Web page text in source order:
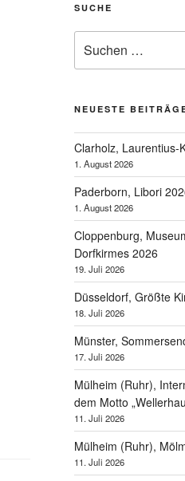
SUCHE
nach:
NEUESTE
Clarholz, Laurentius-
1. August 2026
Paderborn, Libori
1. August 2026
Cloppenburg,
Dorfkirmes 2026
19. Juli 2026
Düsseldorf, Größte
18. Juli 2026
Münster,
17. Juli 2026
Mülheim (Ruhr),
dem Motto
11. Juli 2026
Mülheim (Ruhr),
11. Juli 2026